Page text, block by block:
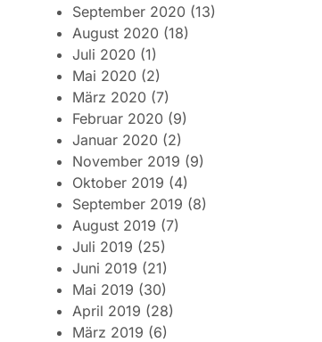
September 2020 (13)
August 2020 (18)
Juli 2020 (1)
Mai 2020 (2)
März 2020 (7)
Februar 2020 (9)
Januar 2020 (2)
November 2019 (9)
Oktober 2019 (4)
September 2019 (8)
August 2019 (7)
Juli 2019 (25)
Juni 2019 (21)
Mai 2019 (30)
April 2019 (28)
März 2019 (6)